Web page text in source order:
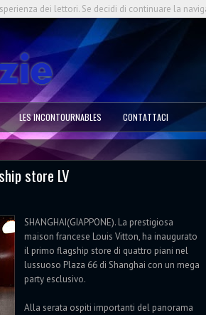
LES INCONTOURNABLES CONTATTACI
store LV
SHANGHAI(GIAPPONE). La prestigiosa
maison francese Louis Vitton, ha inaugurato
il primo flagship store di quattro piani nel
lussuoso Plaza 66 di Shanghai con un mega
party esclusivo.
Alla serata ospiti importanti del panorama
dei lettori. Se decidi di continuare la